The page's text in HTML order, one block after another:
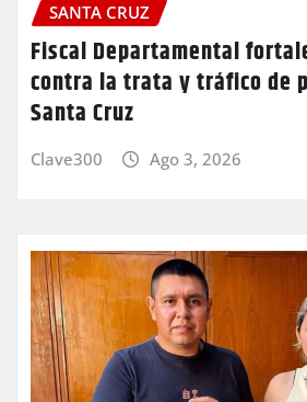
SANTA CRUZ
Fiscal Departamental
contra la trata y tráfico de
Santa Cruz
Clave300 Ago 3, 2026